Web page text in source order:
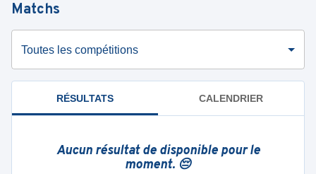
Matchs
Toutes les compétitions
RÉSULTATS CALENDRIER
Aucun résultat de disponible pour le
moment. 😔